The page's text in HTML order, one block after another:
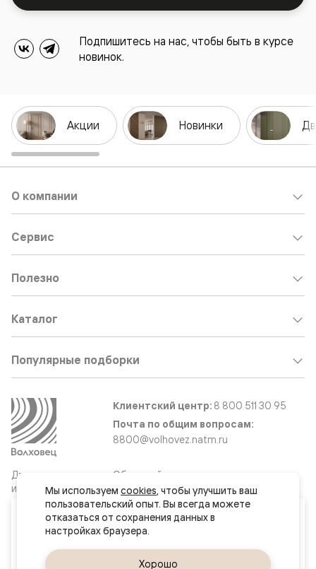
Ваш город
Подпишитесь на нас, чтобы быть в курсе
новинок.
Акции Новинки
Двери
и интерьерные
решения
О компании
Сервис
Полезно
Каталог
Популярные подборки
Клиентский центр: 8 800 511 30 95
Почта по общим вопросам:
8800@volhovez.natm.ru
Обратный звонок
Сайт не является публичной офертой
Правовая информация
Мы используем cookies, чтобы улучшить ваш
пользовательский опыт. Вы всегда можете
отказаться от сохранения данных в
Хорошо